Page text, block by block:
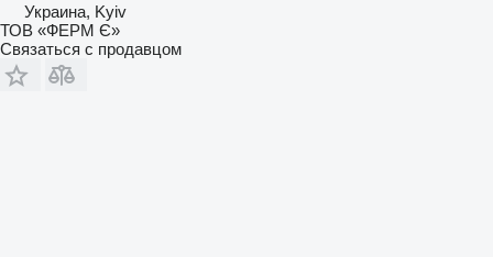
Украина, Kyiv
ТОВ «ФЕРМ Є»
Связаться с продавцом